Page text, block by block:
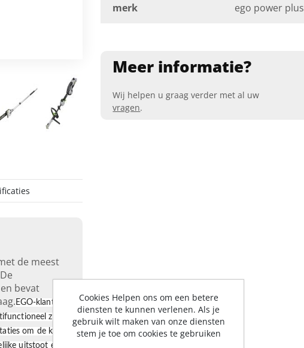
de meest
bevat
EGO-klanten
zijn
om de klus
uitstoot en
merk ego power plus
Meer informatie?
Wij helpen u graag verder met al uw
vragen.
Cookies Helpen ons om een betere
diensten te kunnen verlenen. Als je
gebruik wilt maken van onze diensten
stem je toe om cookies te gebruiken